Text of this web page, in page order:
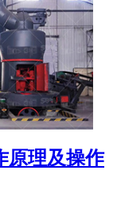
原理及操作